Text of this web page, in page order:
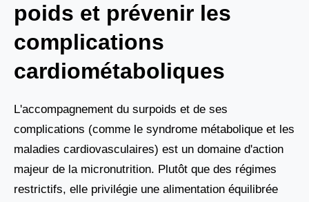
poids et prévenir les
complications
cardiométaboliques
L'accompagnement du surpoids et de ses
complications (comme le syndrome métabolique et les
maladies cardiovasculaires) est un domaine d'action
majeur de la micronutrition. Plutôt que des régimes
restrictifs, elle privilégie une alimentation équilibrée